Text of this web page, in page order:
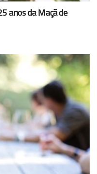
anos da Maçã de